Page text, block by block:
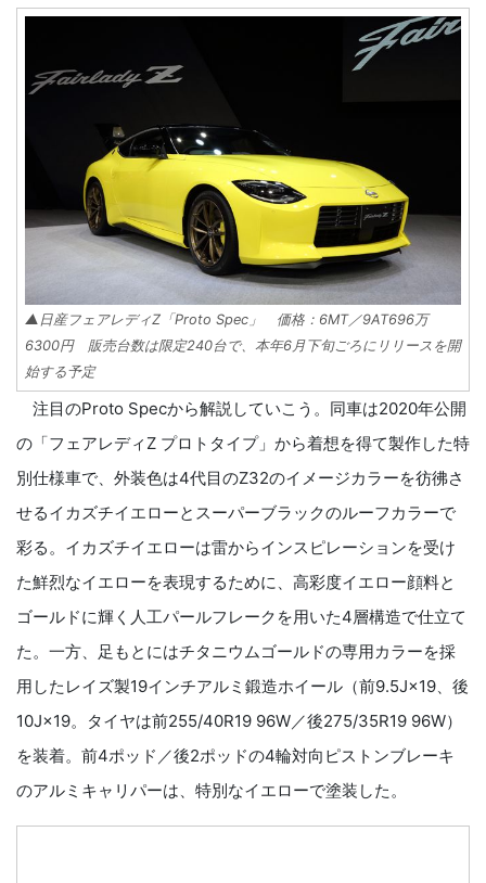
▲日産フェアレディZ「Proto Spec」 価格：6MT／9AT696万
6300円 販売台数は限定240台で、本年6月下旬ごろにリリースを開
始する予定
注目のProto Specから解説していこう。同車は2020年公開
の「フェアレディZ プロトタイプ」から着想を得て製作した特
別仕様車で、外装色は4代目のZ32のイメージカラーを彷彿さ
せるイカズチイエローとスーパーブラックのルーフカラーで
彩る。イカズチイエローは雷からインスピレーションを受け
た鮮烈なイエローを表現するために、高彩度イエロー顔料と
ゴールドに輝く人工パールフレークを用いた4層構造で仕立て
た。一方、足もとにはチタニウムゴールドの専用カラーを採
用したレイズ製19インチアルミ鍛造ホイール（前9.5J×19、後
10J×19。タイヤは前255/40R19 96W／後275/35R19 96W）
を装着。前4ポッド／後2ポッドの4輪対向ピストンブレーキ
のアルミキャリパーは、特別なイエローで塗装した。